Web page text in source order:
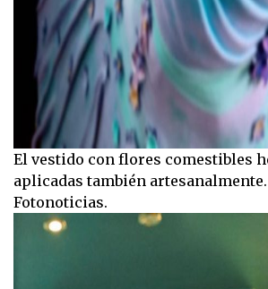
El vestido con flores comestibles
aplicadas también artesanalmente.
Fotonoticias.